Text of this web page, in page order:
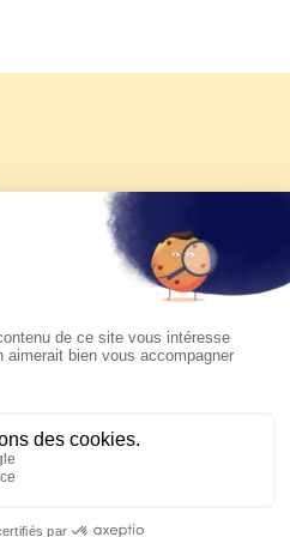
d'été 2026 de KTO
pastorale du pape Léon
à suivre sur KTO le
août
en Uruguay, Argentine et
6 au 17 novembre 2026